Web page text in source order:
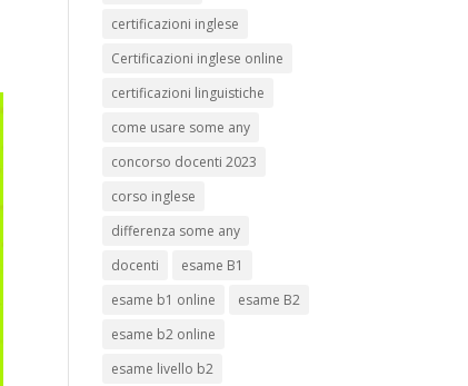
certificazioni inglese
Certificazioni inglese online
certificazioni linguistiche
come usare some any
concorso docenti 2023
corso inglese
differenza some any
docenti
esame B1
esame b1 online
esame B2
esame b2 online
esame livello b2